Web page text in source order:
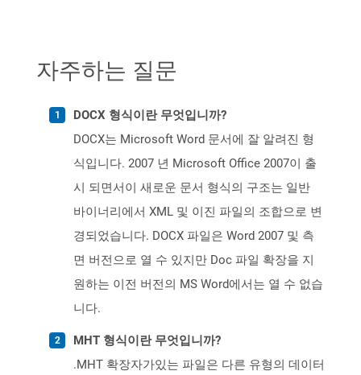
자주하는 질문
DOCX 형식이란 무엇입니까?
DOCX는 Microsoft Word 문서에 잘 알려진 형
식입니다. 2007 년 Microsoft Office 2007이 출
시 되면서이 새로운 문서 형식의 구조는 일반
바이너리에서 XML 및 이진 파일의 조합으로 변
경되었습니다. DOCX 파일은 Word 2007 및 측
면 버전으로 열 수 있지만 Doc 파일 확장을 지
원하는 이전 버전의 MS Word에서는 열 수 없습
니다.
MHT 형식이란 무엇입니까?
.MHT 확장자가있는 파일은 다른 유형의 데이터